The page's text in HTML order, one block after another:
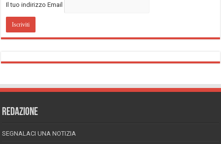
Il tuo indirizzo Email
REDAZIONE
SEGNALACI UNA NOTIZIA